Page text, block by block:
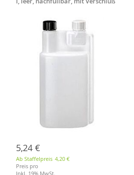
5,24 €
Ab Staffelpreis 4,20 €
Preis pro
Inkl. 19% MwSt.